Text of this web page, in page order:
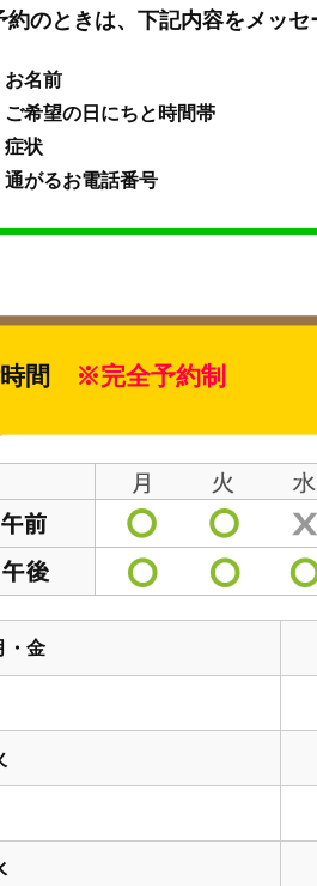
約のときは、下記内容をメッセ
お名前
ご希望の日にちと時間帯
症状
通がるお電話番号
時間 ※完全予約制
・金